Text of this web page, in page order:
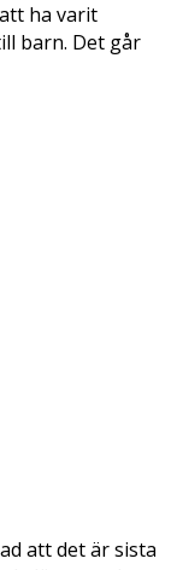
ha varit
barn. Det går
att det är sista